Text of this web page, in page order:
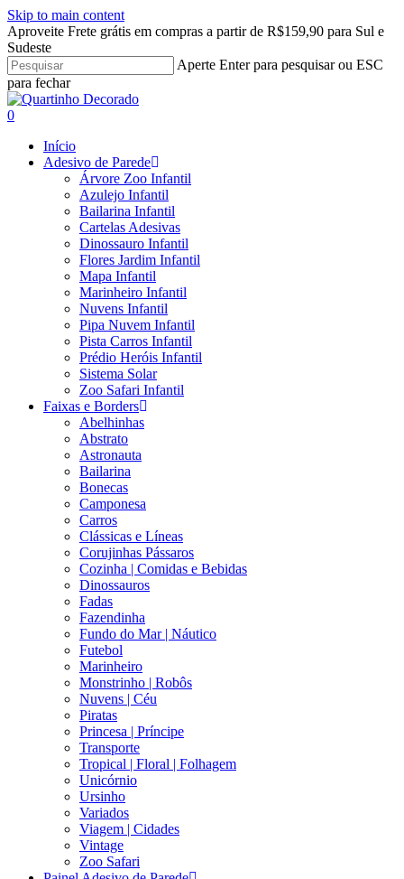
Skip to main content
Aproveite Frete grátis em compras a partir de R$159,90 para Sul e
Sudeste
Aperte Enter para pesquisar ou ESC
para fechar
Close
Search
search
account
0
Início
Adesivo de Parede
Árvore Zoo Infantil
Azulejo Infantil
Bailarina Infantil
Cartelas Adesivas
Dinossauro Infantil
Flores Jardim Infantil
Mapa Infantil
Marinheiro Infantil
Nuvens Infantil
Pipa Nuvem Infantil
Pista Carros Infantil
Prédio Heróis Infantil
Sistema Solar
Zoo Safari Infantil
Faixas e Borders
Abelhinhas
Abstrato
Astronauta
Bailarina
Bonecas
Camponesa
Carros
Clássicas e Líneas
Corujinhas Pássaros
Cozinha | Comidas e Bebidas
Dinossauros
Fadas
Fazendinha
Fundo do Mar | Náutico
Futebol
Marinheiro
Monstrinho | Robôs
Nuvens | Céu
Piratas
Princesa | Príncipe
Transporte
Tropical | Floral | Folhagem
Unicórnio
Ursinho
Variados
Viagem | Cidades
Vintage
Zoo Safari